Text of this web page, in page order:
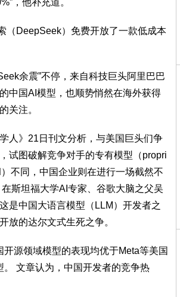
，他补充道。
（DeepSeek）免费开放了一款低成本
余震”不停，来自科技巨头阿里巴巴
中国AI模型，也顺势悄然在海外获得
关注。
人》21日刊文分析，与美国巨头们争
试图破解竞争对手的专有模型（propri
不同，中国企业则在进行一场截然不
在斯坦福大学AI专家、谷歌大脑之父吴
是中国大语言模型（LLM）开发者之
放的达尔文式生死之争。
源领域模型的表现均优于Meta等美国
文章认为，中国开发者的竞争热